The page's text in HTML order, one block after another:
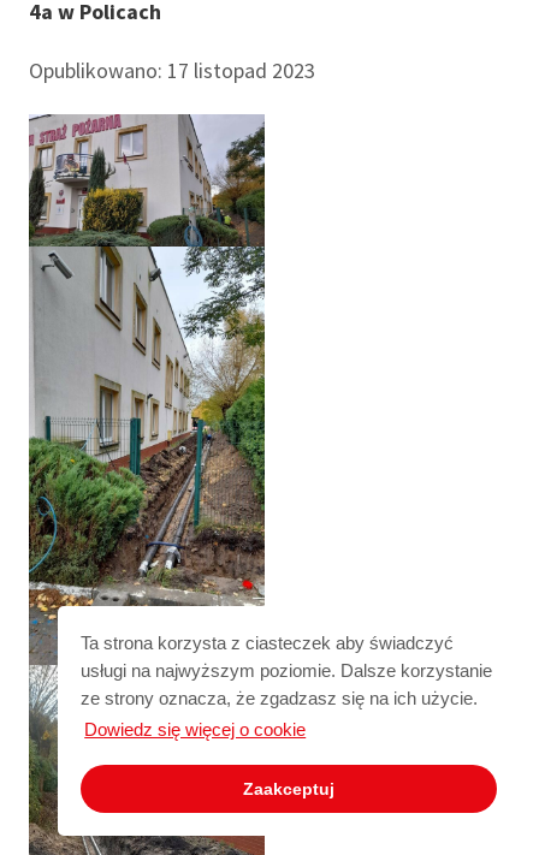
Ta strona korzysta z ciasteczek aby świadczyć
usługi na najwyższym poziomie. Dalsze korzystanie
ze strony oznacza, że zgadzasz się na ich użycie.
Dowiedz się więcej o cookie
Zaakceptuj
4a w Policach
Opublikowano: 17 listopad 2023